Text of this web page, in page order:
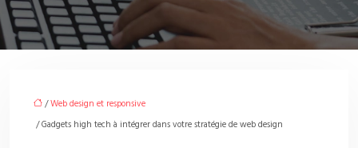
/Web design et responsive
/ Gadgets high tech à intégrer dans votre stratégie de web design